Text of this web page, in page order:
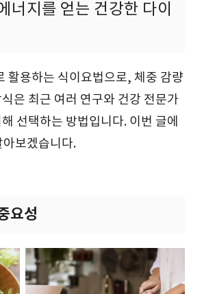
너지를 얻는 건강한 다이
활용하는 식이요법으로, 체중 감량
은 최근 여러 연구와 건강 전문가
선택하는 방법입니다. 이번 글에
보겠습니다.
요성